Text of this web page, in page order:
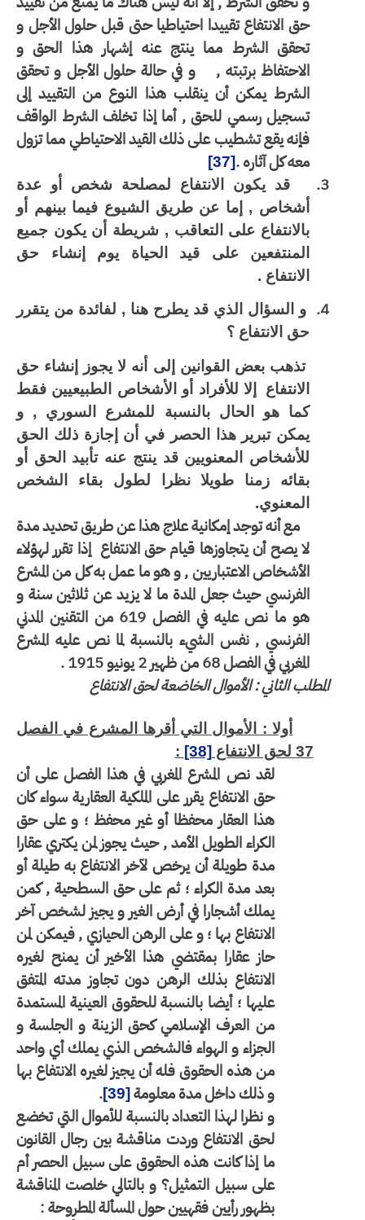
حق الانتفاع تقييدا احتياطيا حتى قبل حلول الأجل و
تحقق الشرط مما ينتج عنه إشهار هذا الحق و
الاحتفاظ برتبته ,
و في حالة حلول الأجل و تحقق
الشرط يمكن أن ينقلب هذا النوع من التقييد إلى
تسجيل رسمي للحق , أما إذا تخلف الشرط الواقف
فإنه يقع تشطيب على ذلك القيد الاحتياطي مما تزول
معه كل آثاره .[37]
قد يكون الانتفاع لمصلحة شخص أو عدة
أشخاص , إما عن طريق الشيوع فيما بينهم أو
بالانتفاع على التعاقب , شريطة أن يكون جميع
المنتفعين على قيد الحياة يوم إنشاء حق
الانتفاع .
و السؤال الذي قد يطرح هنا , لفائدة من يتقرر
حق الانتفاع ؟
تذهب بعض القوانين إلى أنه لا يجوز إنشاء حق
الانتفاع إلا للأفراد أو الأشخاص الطبيعيين فقط
كما هو الحال بالنسبة للمشرع السوري , و
يمكن تبرير هذا الحصر في أن إجازة ذلك الحق
للأشخاص المعنويين قد ينتج عنه تأبيد الحق أو
بقائه زمنا طويلا نظرا لطول بقاء الشخص
المعنوي.
مع أنه توجد إمكانية علاج هذا عن طريق تحديد مدة
لا يصح أن يتجاوزها قيام حق الانتفاعإذا تقرر لهؤلاء
الأشخاص الاعتباريين , و هو ما عمل به كل من المشرع
الفرنسي حيث جعل المدة ما لا يزيد عن ثلاثين سنة و
هو ما نص عليه في الفصل 619 من التقنين المدني
الفرنسي , نفس الشيء بالنسبة لما نص عليه المشرع
المغربي في الفصل 68 من ظهير 2 يونيو 1915 .
المطلب الثاني : الأموال الخاضعة لحق الانتفاع
أولا : الأموال التي أقرها المشرع في الفصل
[38]
:
لقد نص المشرع المغربي في هذا الفصل على أن
حق الانتفاع يقرر على الملكية العقارية سواء كان
هذا العقار محفظا أو غير محفظ ؛ و على حق
الكراء الطويل الأمد , حيث يجوز لمن يكتري عقارا
مدة طويلة أن يرخص لآخر الانتفاع به طيلة أو
بعد مدة الكراء ؛ ثم على حق السطحية , كمن
يملك أشجارا في أرض الغير و يجيز لشخص آخر
الانتفاع بها ؛ و على الرهن الحيازي , فيمكن لمن
حاز عقارا بمقتضي هذا الأخير أن يمنح لغيره
الانتفاع بذلك الرهن دون تجاوز مدته المتفق
عليها ؛ أيضا بالنسبة للحقوق العينية المستمدة
من العرف الإسلامي كحق الزينة و الجلسة و
الجزاء و الهواء فالشخص الذي يملك أي واحد
من هذه الحقوق فله أن يجيز لغيره الانتفاع بها
و ذلك داخل مدة معلومة[39]
.
و نظرا لهذا التعداد بالنسبة للأموال التي تخضع
لحق الانتفاع وردت مناقشة بين رجال القانون
ما إذا كانت هذه الحقوق على سبيل الحصر أم
على سبيل التمثيل؟ و بالتالي خلصت المناقشة
بظهور رأيين فقهيين حول المسألة المطروحة :